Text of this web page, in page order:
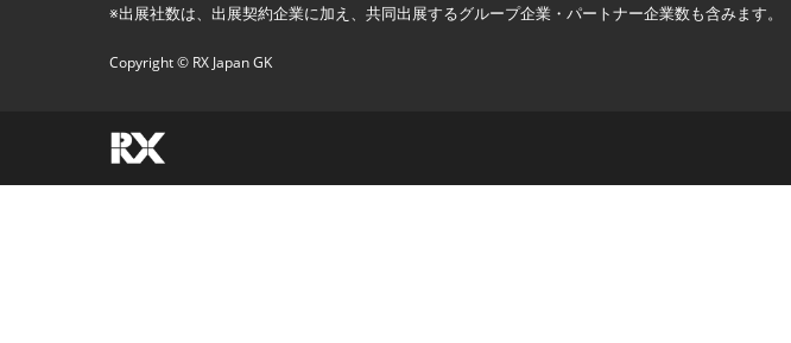
※出展社数は、出展契約企業に加え、共同出展するグループ企業・パートナー企業数も含みます。
Copyright © RX Japan GK